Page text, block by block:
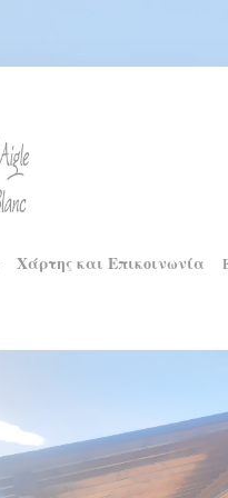
Χάρτης και Επικοινωνία